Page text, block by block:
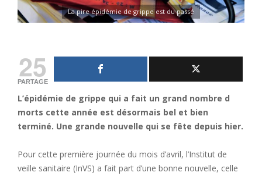
La pire épidémie de grippe est du passé
25
PARTAGE
L’épidémie de grippe qui a fait un grand nombre d
morts cette année est désormais bel et bien
terminé. Une grande nouvelle qui se fête depuis hier.
Pour cette première journée du mois d’avril, l’Institut de
veille sanitaire (InVS) a fait part d’une bonne nouvelle, celle